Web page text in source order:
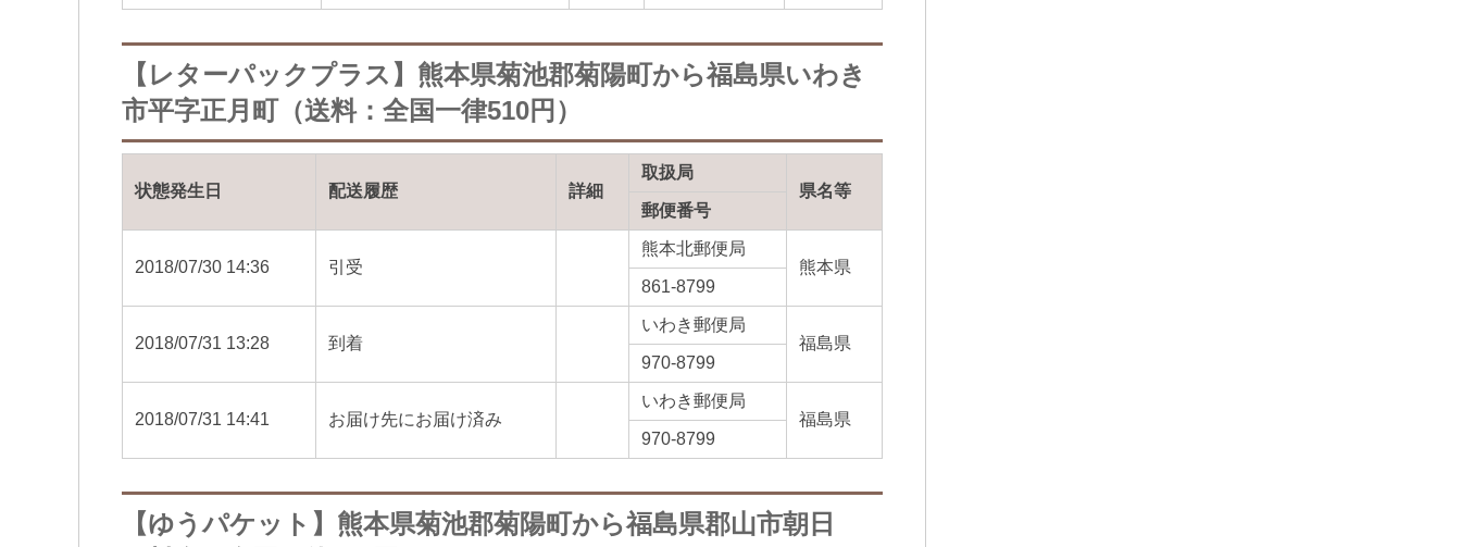
【レターパックプラス】熊本県菊池郡菊陽町から福島県いわき
市平字正月町（送料：全国一律510円）
状態発生日 配送履歴 詳細
取扱局
県名等
郵便番号
2018/07/30 14:36 引受
熊本北郵便局
熊本県
861-8799
2018/07/31 13:28 到着
いわき郵便局
福島県
970-8799
2018/07/31 14:41 お届け先にお届け済み
いわき郵便局
福島県
970-8799
【ゆうパケット】熊本県菊池郡菊陽町から福島県郡山市朝日